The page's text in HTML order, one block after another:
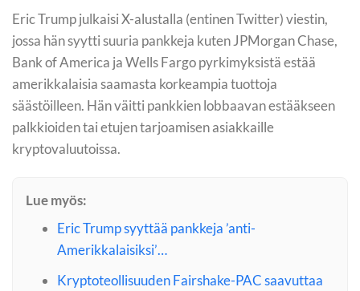
Eric Trump julkaisi X-alustalla (entinen Twitter) viestin,
jossa hän syytti suuria pankkeja kuten JPMorgan Chase,
Bank of America ja Wells Fargo pyrkimyksistä estää
amerikkalaisia saamasta korkeampia tuottoja
säästöilleen. Hän väitti pankkien lobbaavan estääkseen
palkkioiden tai etujen tarjoamisen asiakkaille
kryptovaluutoissa.
Lue myös:
Eric Trump syyttää pankkeja ’anti-
Amerikkalaisiksi’…
Kryptoteollisuuden Fairshake-PAC saavuttaa